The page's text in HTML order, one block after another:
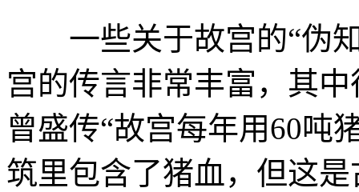
一些关于故宫的“伪知
宫的传言非常丰富，其
曾盛传“故宫每年用60吨
筑里包含了猪血，但这